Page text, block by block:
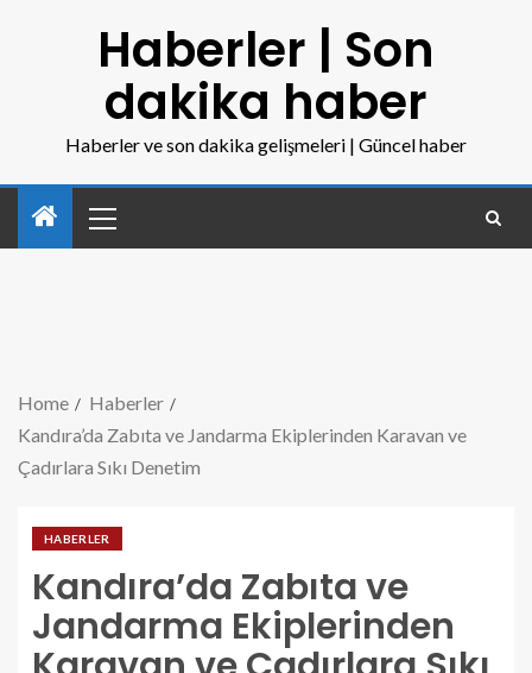
Haberler | Son
dakika haber
Haberler ve son dakika gelişmeleri | Güncel haber
Home
Haberler
Kandıra’da Zabıta ve Jandarma Ekiplerinden Karavan ve
Çadırlara Sıkı Denetim
HABERLER
Kandıra’da Zabıta ve
Jandarma Ekiplerinden